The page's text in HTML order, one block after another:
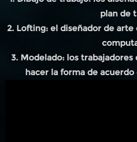
plan de
2. Lofting: el diseñador de
3. Modelado: los trabajadores
hacer la forma de